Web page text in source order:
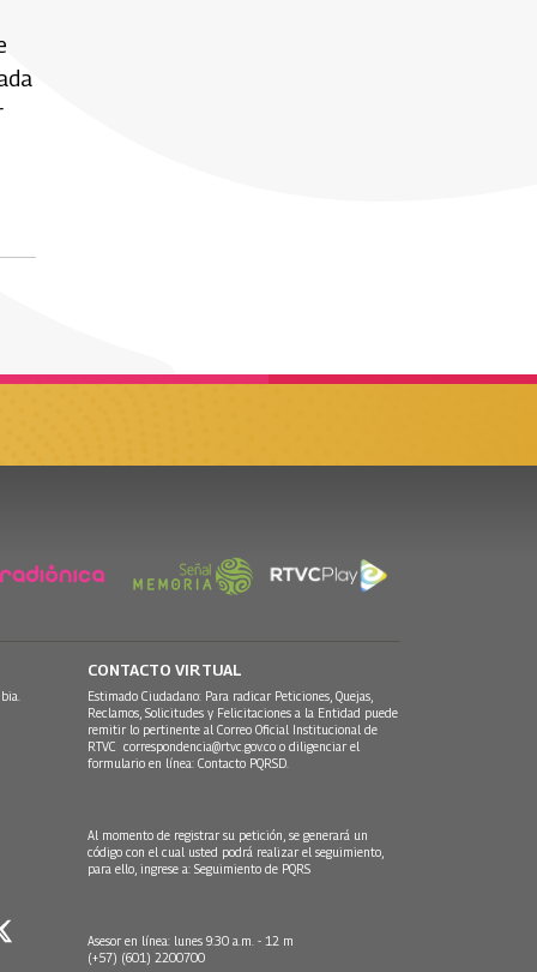
CONTACTO VIRTUAL
Estimado Ciudadano: Para radicar Peticiones, Quejas,
Reclamos, Solicitudes y Felicitaciones a la Entidad puede
remitir lo pertinente al Correo Oficial Institucional de
RTVC correspondencia@rtvc.gov.co o diligenciar el
formulario en línea: Contacto PQRSD.
Al momento de registrar su petición, se generará un
código con el cual usted podrá realizar el seguimiento,
para ello, ingrese a: Seguimiento de PQRS
Asesor en línea: lunes 9:30 a.m. - 12 m
(+57) (601) 2200700